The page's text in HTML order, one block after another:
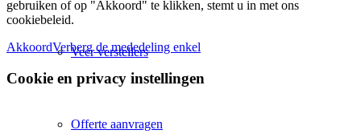
Veer verstellers
Offerte aanvragen
gebruiken of op "Akkoord" te klikken, stemt u in met ons
cookiebeleid.
AkkoordVerberg de mededeling enkel
Cookie en privacy instellingen